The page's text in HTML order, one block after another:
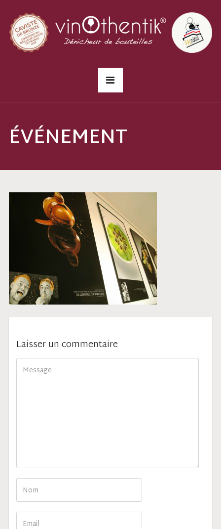
ÉVÉNEMENT
Laisser un commentaire